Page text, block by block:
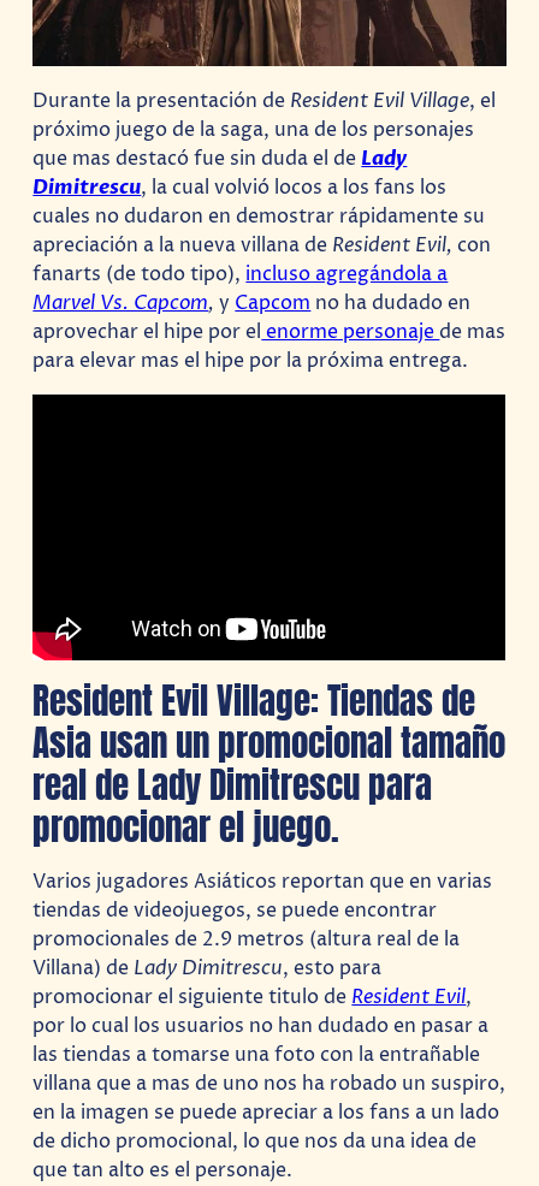
Durante la presentación de Resident Evil Village, el
próximo juego de la saga, una de los personajes
que mas destacó fue sin duda el de Lady
Dimitrescu, la cual volvió locos a los fans los
cuales no dudaron en demostrar rápidamente su
apreciación a la nueva villana de Resident Evil, con
fanarts (de todo tipo), incluso agregándola a
Marvel Vs. Capcom,y Capcom no ha dudado en
aprovechar el hipe por el enorme personajede mas
para elevar mas el hipe por la próxima entrega.
Resident Evil Village: Tiendas de
Asia usan un promocional tamaño
real de Lady Dimitrescu para
promocionar el juego.
Varios jugadores Asiáticos reportan que en varias
tiendas de videojuegos, se puede encontrar
promocionales de 2.9 metros (altura real de la
Villana) de Lady Dimitrescu, esto para
promocionar el siguiente titulo deResident Evil,
por lo cual los usuarios no han dudado en pasar a
las tiendas a tomarse una foto con la entrañable
villana que a mas de uno nos ha robado un suspiro,
en la imagen se puede apreciar a los fans a un lado
de dicho promocional, lo que nos da una idea de
que tan alto es el personaje.